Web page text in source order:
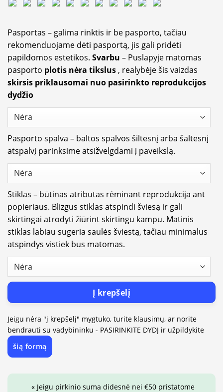
Pasportas – galima rinktis ir be pasporto, tačiau
rekomenduojame dėti pasportą, jis gali pridėti
papildomos estetikos. Svarbu – Puslapyje matomas
pasporto plotis nėra tikslus , realybėje šis vaizdas
skirsis priklausomai nuo pasirinkto reprodukcijos
dydžio
Pasporto spalva – baltos spalvos šiltesnį arba šaltesnį
atspalvį parinksime atsižvelgdami į paveikslą.
Stiklas – būtinas atributas rėminant reprodukcija ant
popieriaus. Blizgus stiklas atspindi šviesą ir gali
skirtingai atrodyti žiūrint skirtingu kampu. Matinis
stiklas labiau sugeria saulės šviestą, tačiau minimalus
atspindys vistiek bus matomas.
Į krepšelį
Jeigu nėra "į krepšelį" mygtuko, turite klausimų, ar norite
bendrauti su vadybininku - PASIRINKITE DYDĮ ir užpildykite
šią formą
« Jeigu pirkinio suma didesnė nei €50 pristatome